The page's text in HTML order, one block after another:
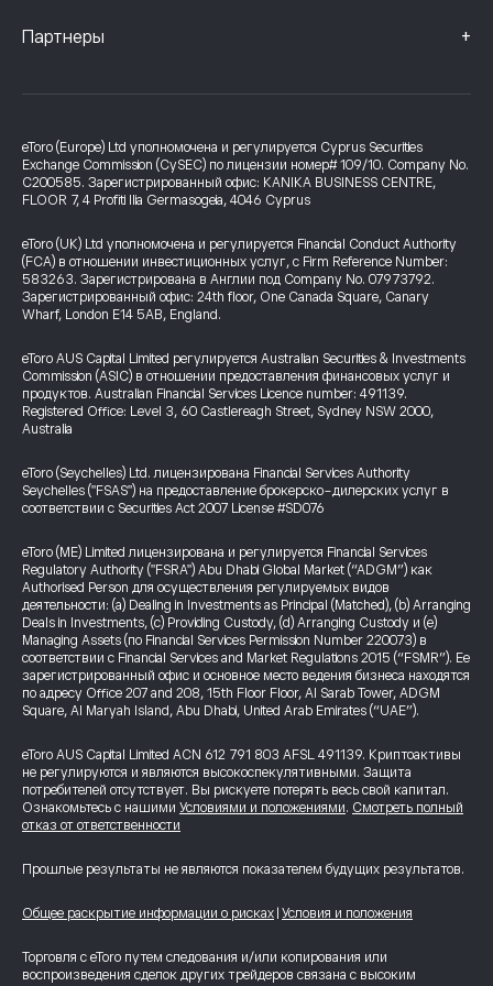
Партнеры +
eToro (Europe) Ltd уполномочена и регулируется Cyprus Securities
Exchange Commission (CySEC) по лицензии номер# 109/10. Company No.
C200585. Зарегистрированный офис: KANIKA BUSINESS CENTRE,
FLOOR 7, 4 Profiti Ilia Germasogeia, 4046 Cyprus
eToro (UK) Ltd уполномочена и регулируется Financial Conduct Authority
(FCA) в отношении инвестиционных услуг, с Firm Reference Number:
583263. Зарегистрирована в Англии под Company No. 07973792.
Зарегистрированный офис: 24th floor, One Canada Square, Canary
Wharf, London E14 5AB, England.
eToro AUS Capital Limited регулируется Australian Securities & Investments
Commission (ASIC) в отношении предоставления финансовых услуг и
продуктов. Australian Financial Services Licence number: 491139.
Registered Office: Level 3, 60 Castlereagh Street, Sydney NSW 2000,
Australia
eToro (Seychelles) Ltd. лицензирована Financial Services Authority
Seychelles ("FSAS") на предоставление брокерско-дилерских услуг в
соответствии с Securities Act 2007 License #SD076
eToro (ME) Limited лицензирована и регулируется Financial Services
Regulatory Authority ("FSRA") Abu Dhabi Global Market (“ADGM”) как
Authorised Person для осуществления регулируемых видов
деятельности: (a) Dealing in Investments as Principal (Matched), (b) Arranging
Deals in Investments, (c) Providing Custody, (d) Arranging Custody и (e)
Managing Assets (по Financial Services Permission Number 220073) в
соответствии с Financial Services and Market Regulations 2015 (“FSMR”). Ее
зарегистрированный офис и основное место ведения бизнеса находятся
по адресу Office 207 and 208, 15th Floor Floor, Al Sarab Tower, ADGM
Square, Al Maryah Island, Abu Dhabi, United Arab Emirates (“UAE”).
eToro AUS Capital Limited ACN 612 791 803 AFSL 491139. Криптоактивы
не регулируются и являются высокоспекулятивными. Защита
потребителей отсутствует. Вы рискуете потерять весь свой капитал.
Ознакомьтесь с нашими Условиями и положениями. Смотреть полный
отказ от ответственности
Прошлые результаты не являются показателем будущих результатов.
Общее раскрытие информации о рисках Условия и положения
Торговля с eToro путем следования и/или копирования или
воспроизведения сделок других трейдеров связана с высоким